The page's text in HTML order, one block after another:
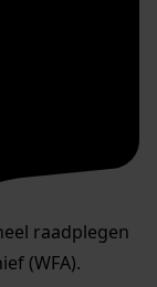
raadplegen
(WFA).